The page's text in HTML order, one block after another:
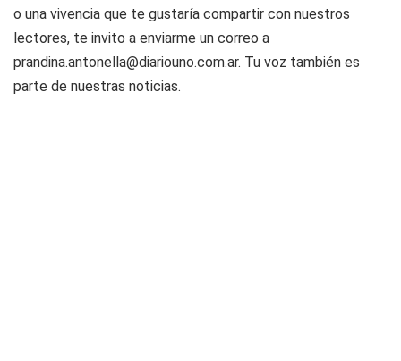
o una vivencia que te gustaría compartir con nuestros
lectores, te invito a enviarme un correo a
prandina.antonella@diariouno.com.ar. Tu voz también es
parte de nuestras noticias.